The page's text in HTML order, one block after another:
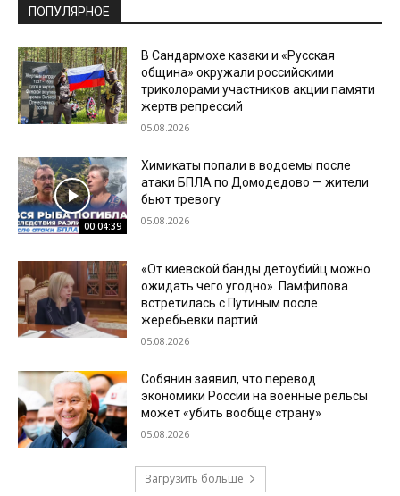
ПОПУЛЯРНОЕ
В Сандармохе казаки и «Русская
община» окружали российскими
триколорами участников акции памяти
жертв репрессий
05.08.2026
00:04:39
Химикаты попали в водоемы после
атаки БПЛА по Домодедово — жители
бьют тревогу
05.08.2026
«От киевской банды детоубийц можно
ожидать чего угодно». Памфилова
встретилась с Путиным после
жеребьевки партий
05.08.2026
Собянин заявил, что перевод
экономики России на военные рельсы
может «убить вообще страну»
05.08.2026
Загрузить больше